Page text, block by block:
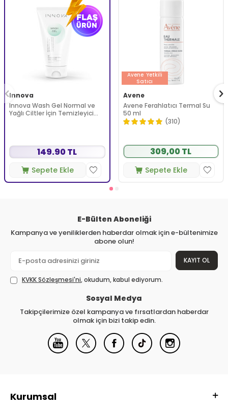
Innova
Innova Wash Gel Normal ve
Yağlı Ciltler İçin Temizleyici
149.90 TL
Sepete Ekle
Avene Yetkili
Satıcı
Avene
Avene Ferahlatıcı Termal Su
50 ml
(310)
309,00 TL
Sepete Ekle
E-Bülten Aboneliği
Kampanya ve yeniliklerden haberdar olmak için e-bültenimize
abone olun!
KAYIT OL
KVKK Sözleşmesi'ni, okudum, kabul ediyorum.
Sosyal Medya
Takipçilerimize özel kampanya ve fırsatlardan haberdar
olmak için bizi takip edin.
Kurumsal